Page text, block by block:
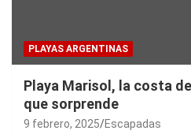
PLAYAS ARGENTINAS
Playa Marisol, la costa
que sorprende
9 febrero, 2025 Escapadas